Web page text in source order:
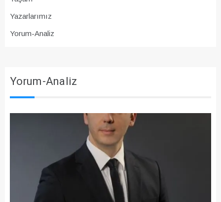
Yazarlarımız
Yorum-Analiz
Yorum-Analiz